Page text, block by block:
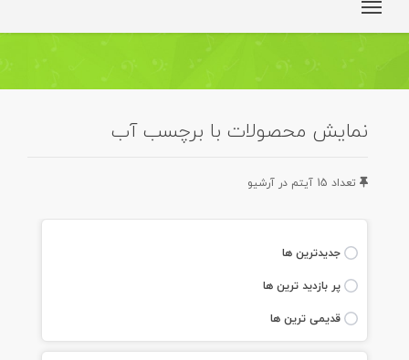
نمایش محصولات با برچسب آب
تعداد 15 آيتم در آرشيو
جديدترين ها
پر بازديد ترين ها
قديمی ترين ها